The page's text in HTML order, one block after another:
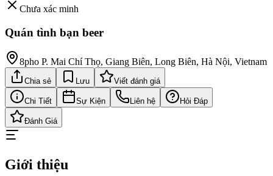
Chưa xác minh
Quán tình bạn beer
8pho P. Mai Chí Thọ, Giang Biên, Long Biên, Hà Nội, Vietnam
Chia sẻ Lưu Viết đánh giá
Chi Tiết Sự Kiện Liên hệ Hỏi Đáp
Đánh Giá
Giới thiệu